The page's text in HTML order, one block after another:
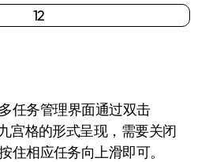
务管理界面通过双击
宫格的形式呈现，需要关闭
住相应任务向上滑即可。